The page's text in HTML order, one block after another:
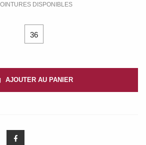
DISPONIBLES
36
AJOUTER AU PANIER